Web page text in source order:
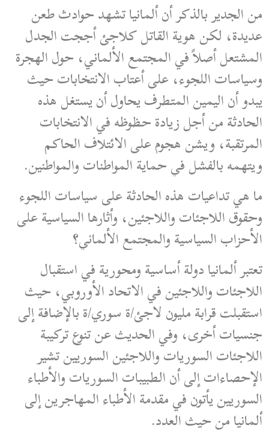
من الجدير بالذكر أن ألمانيا تشهد حوادث طعن
عديدة، لكن هوية القاتل كلاجئ أججت الجدل
المشتعل أصلاً في المجتمع الألماني، حول الهجرة
وسياسات اللجوء، على أعتاب الانتخابات حيث
يبدو أن اليمين المتطرف يحاول أن يستغل هذه
الحادثة من أجل زيادة حظوظه في الانتخابات
المرتقبة، ويشن هجوم على الائتلاف الحاكم
ويتهمه بالفشل في حماية المواطنات والمواطنين.
ما هي تداعيات هذه الحادثة على سياسات اللجوء
وحقوق اللاجئات واللاجئين، وأثارها السياسية على
الأحزاب السياسية والمجتمع الألماني؟
تعتبر ألمانيا دولة أساسية ومحورية في استقبال
اللاجئات واللاجئين في الاتحاد الأوروبي، حيث
استقبلت قرابة مليون لاجئ/ة سوري/ة بالإضافة إلى
جنسيات أخرى، وفي الحديث عن تنوع تركيبة
اللاجئات السوريات واللاجئين السوريين تشير
الإحصاءات إلى أن الطبيبات السوريات والأطباء
السوريين يأتون في مقدمة الأطباء المهاجرين إلى
ألمانيا من حيث العدد.